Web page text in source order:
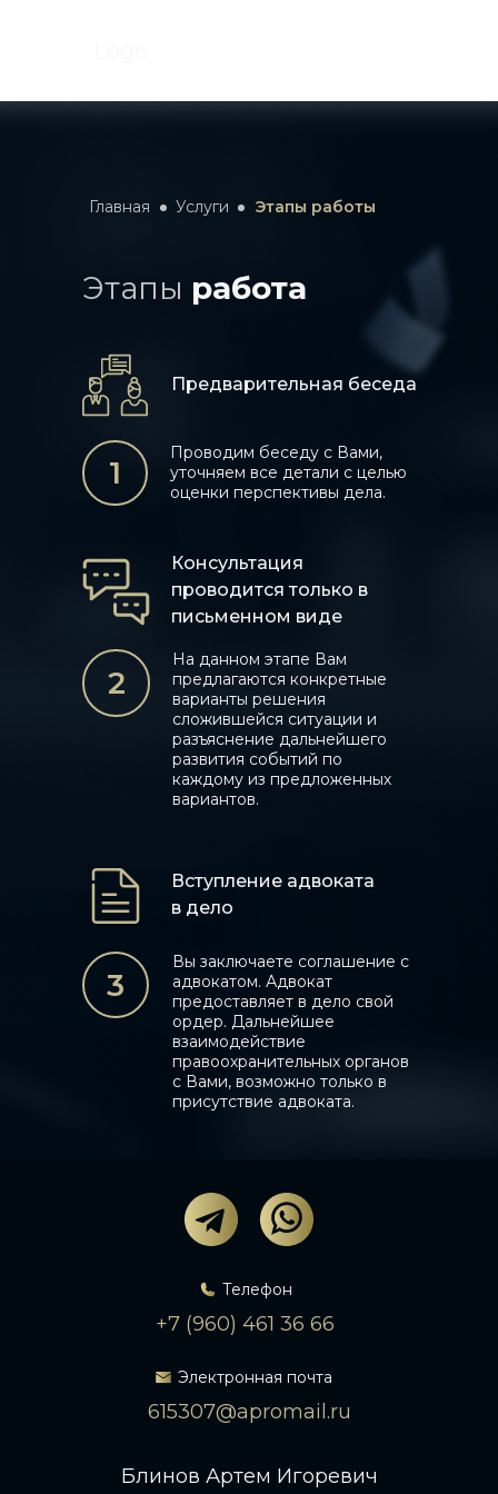
Главная Услуги Этапы работы
Этапы работа
1
2
3
Предварительная беседа
Консультация
проводится только в
письменном виде
Вступление адвоката
в дело
Проводим беседу с Вами,
уточняем все детали с целью
оценки перспективы дела.
На данном этапе Вам
предлагаются конкретные
варианты решения
сложившейся ситуации и
разъяснение дальнейшего
развития событий по
каждому из предложенных
вариантов.
Вы заключаете соглашение с
адвокатом. Адвокат
предоставляет в дело свой
ордер. Дальнейшее
взаимодействие
правоохранительных органов
с Вами, возможно только в
присутствие адвоката.
Блинов Артем Игоревич
Телефон
+7 (960) 461 36 66
Электронная почта
615307@apromail.ru